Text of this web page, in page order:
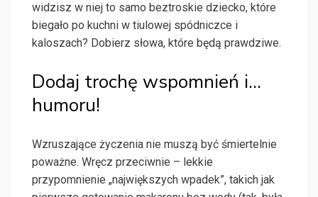
widzisz w niej to samo beztroskie dziecko, które
biegało po kuchni w tiulowej spódniczce i
kaloszach? Dobierz słowa, które będą prawdziwe.
Dodaj trochę wspomnień i…
humoru!
Wzruszające życzenia nie muszą być śmiertelnie
poważne. Wręcz przeciwnie – lekkie
przypomnienie „największych wpadek”, takich jak